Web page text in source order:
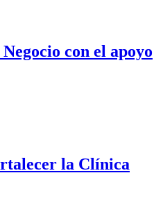
con el apoyo
la Clínica